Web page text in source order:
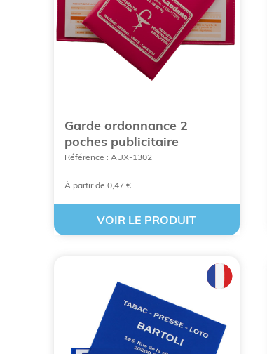
Garde ordonnance 2
poches publicitaire
Référence : AUX-1302
À partir de 0,47 €
VOIR LE PRODUIT